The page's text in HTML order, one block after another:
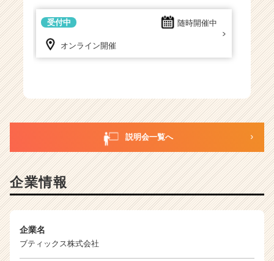
就
イ
ト
キ
リ
ア
（C
C
随時開催中
受付中
オンライン開催
説明会一覧へ
企業情報
企業名
ブティックス株式会社